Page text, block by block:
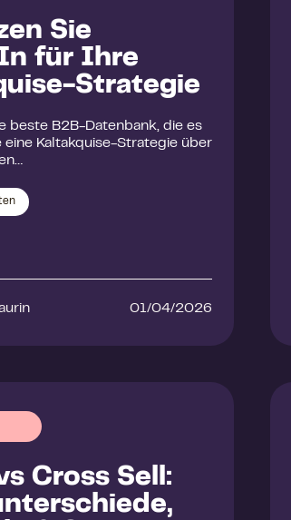
Sie
für Ihre
Strategie
beste B2B-Datenbank, die es
eine Kaltakquise-Strategie über
01/04/2026
Cross Sell: